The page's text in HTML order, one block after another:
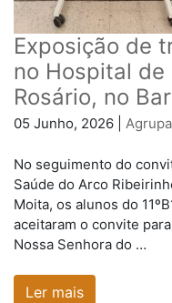
Exposição de
no Hospital de
Rosário, no
05 Junho, 2026 |
No seguimento do
Saúde do Arco
Moita, os alunos do
aceitaram o convite
Nossa Senhora do …
Ler mais